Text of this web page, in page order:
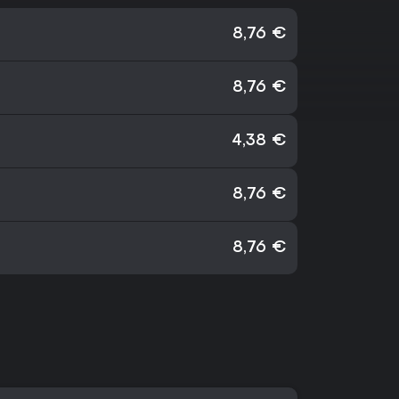
8,76 €
8,76 €
4,38 €
8,76 €
8,76 €